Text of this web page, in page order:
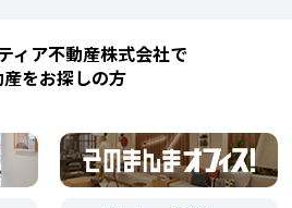
ィア不動産株式会社で
をお探しの方